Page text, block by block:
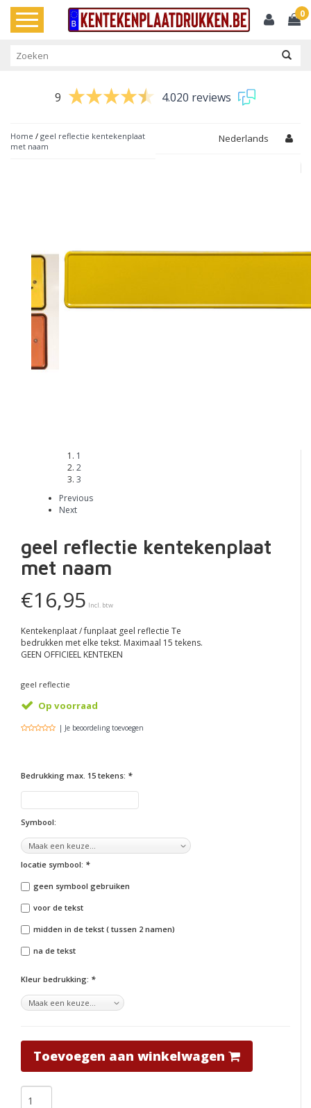
Toggle
navigation
0
9 4.020 reviews
Home / geel reflectie kentekenplaat
met naam
Nederlands
1
2
3
Previous
Next
geel reflectie kentekenplaat
met naam
€16,95 Incl. btw
Kentekenplaat / funplaat geel reflectie Te
bedrukken met elke tekst. Maximaal 15 tekens.
GEEN OFFICIEEL KENTEKEN
geel reflectie
Op voorraad
| Je beoordeling toevoegen
Bedrukking max. 15 tekens: *
Symbool:
locatie symbool: *
geen symbool gebruiken
voor de tekst
midden in de tekst ( tussen 2 namen)
na de tekst
Kleur bedrukking: *
Toevoegen aan winkelwagen